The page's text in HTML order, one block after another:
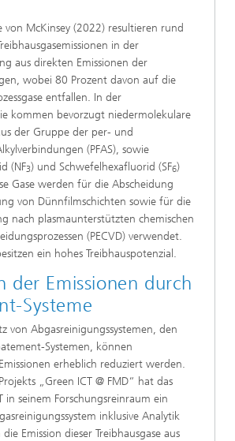
von McKinsey (2022) resultieren rund
in der
aus direkten Emissionen der
wobei 80 Prozent davon auf die
entfallen. In der
kommen bevorzugt niedermolekulare
der Gruppe der per- und
(PFAS), sowie
(NF3) und Schwefelhexafluorid (SF6)
Gase werden für die Abscheidung
von Dünnfilmschichten sowie für die
nach plasmaunterstützten chemischen
(PECVD) verwendet.
ein hohes Treibhauspotenzial.
der Emissionen durch
Systeme
von Abgasreinigungssystemen, den
Systemen, können
erheblich reduziert werden.
„Green ICT @ FMD“ hat das
in seinem Forschungsreinraum ein
inklusive Analytik
Emission dieser Treibhausgase aus